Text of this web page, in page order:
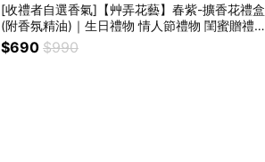
[收禮者自選香氣]【艸弄花藝】春紫-擴香花禮盒
(附香氛精油)｜生日禮物 情人節禮物 閨蜜贈禮
紓壓小物 永生花 乾燥花
$690 $990